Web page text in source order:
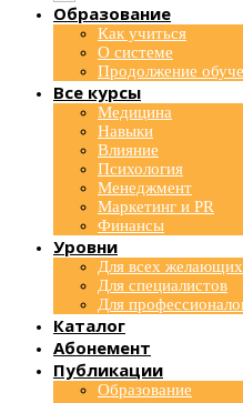
Образование
Как учиться
О системе
Продолжение
Все курсы
Медицина
Навыки
Влияние
Психология
Менеджмент
Маркетинг и PR
Финансы
Уровни
Для всех желающих
Для специалистов
Для
Каталог
Абонемент
Публикации
Образование